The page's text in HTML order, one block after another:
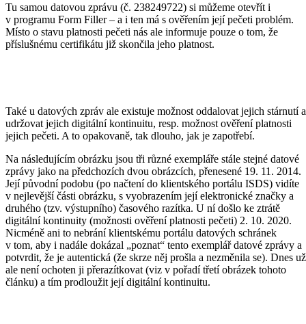
Tu samou datovou zprávu (č. 238249722) si můžeme otevřít i
v programu Form Filler – a i ten má s ověřením její pečeti problém.
Místo o stavu platnosti pečeti nás ale informuje pouze o tom, že
příslušnému certifikátu již skončila jeho platnost.
Také u datových zpráv ale existuje možnost oddalovat jejich stárnutí a
udržovat jejich digitální kontinuitu, resp. možnost ověření platnosti
jejich pečeti. A to opakovaně, tak dlouho, jak je zapotřebí.
Na následujícím obrázku jsou tři různé exempláře stále stejné datové
zprávy jako na předchozích dvou obrázcích, přenesené 19. 11. 2014.
Její původní podobu (po načtení do klientského portálu ISDS) vidíte
v nejlevější části obrázku, s vyobrazením její elektronické značky a
druhého (tzv. výstupního) časového razítka. U ní došlo ke ztrátě
digitální kontinuity (možnosti ověření platnosti pečeti) 2. 10. 2020.
Nicméně ani to nebrání klientskému portálu datových schránek
v tom, aby i nadále dokázal „poznat“ tento exemplář datové zprávy a
potvrdit, že je autentická (že skrze něj prošla a nezměnila se). Dnes už
ale není ochoten ji přerazítkovat (viz v pořadí třetí obrázek tohoto
článku) a tím prodloužit její digitální kontinuitu.